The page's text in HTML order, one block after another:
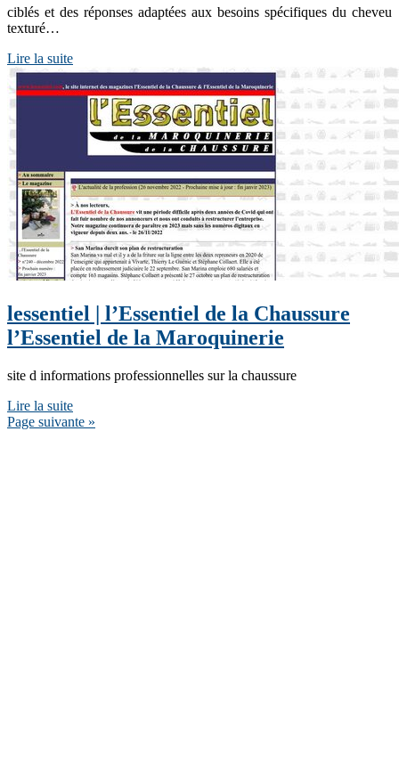
ciblés et des réponses adaptées aux besoins spécifiques du cheveu
texturé…
Lire la suite
lessentiel | l’Essentiel de la Chaussure
l’Essentiel de la Maroquine­rie
site d informations professionnelles sur la chaussure
Lire la suite
Page suivante »